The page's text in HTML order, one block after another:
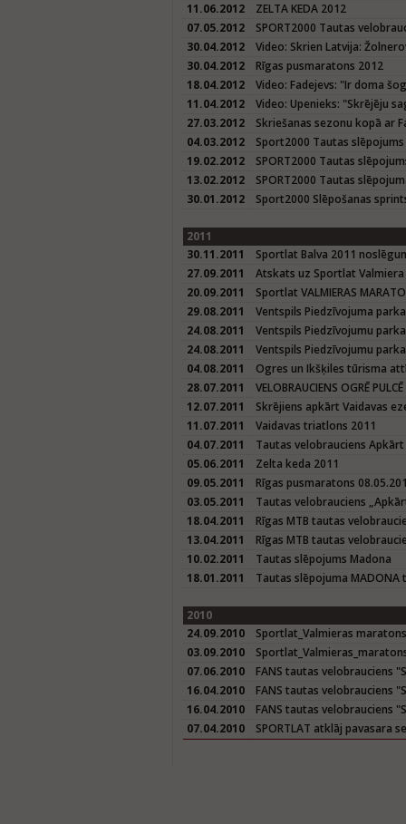
11.06.2012
ZELTA KEDA 2012
07.05.2012
SPORT2000 Tautas
30.04.2012
Video: Skrien Latvija:
30.04.2012
Rīgas pusmaratons 2012
18.04.2012
Video: Fadejevs: "Ir doma
11.04.2012
Video: Upenieks: "Skrējēju
27.03.2012
Skriešanas sezonu kopā ar
04.03.2012
Sport2000 Tautas
19.02.2012
SPORT2000 Tautas
13.02.2012
SPORT2000 Tautas
30.01.2012
Sport2000 Slēpošanas
2011
30.11.2011
Sportlat Balva 2011
27.09.2011
Atskats uz Sportlat
20.09.2011
Sportlat VALMIERAS
29.08.2011
Ventspils Piedzīvojuma
24.08.2011
Ventspils Piedzīvojumu
24.08.2011
Ventspils Piedzīvojumu
04.08.2011
Ogres un Ikšķiles tūrisma
28.07.2011
VELOBRAUCIENS OGRĒ
12.07.2011
Skrējiens apkārt Vaidavas
11.07.2011
Vaidavas triatlons 2011
04.07.2011
Tautas velobrauciens
05.06.2011
Zelta keda 2011
09.05.2011
Rīgas pusmaratons
03.05.2011
Tautas velobrauciens
18.04.2011
Rīgas MTB tautas
13.04.2011
Rīgas MTB tautas
10.02.2011
Tautas slēpojums Madona
18.01.2011
Tautas slēpojuma
2010
24.09.2010
Sportlat_Valmieras
03.09.2010
07.06.2010
FANS tautas velobrauciens
16.04.2010
FANS tautas velobrauciens
16.04.2010
FANS tautas velobrauciens
07.04.2010
SPORTLAT atklāj pavasara